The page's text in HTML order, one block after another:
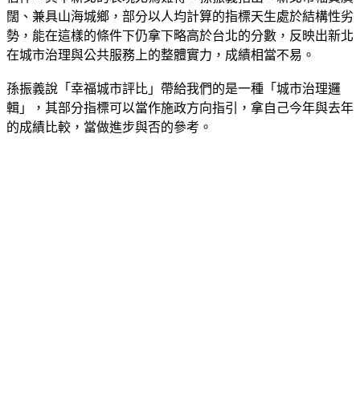
闊、兼具山海城鄉，部分以人均計算的指標天生處於結構性劣
勢，能在這樣的條件下仍拿下略高於台北的分數，反映出新北
在城市治理與公共服務上的整體實力，成績相當不易。
孫振義說「幸福城市評比」帶給我們的是一種「城市治理邏
輯」，其部分指標可以當作施政方向指引，拿自己今年與去年
的成績比較，當做進步與否的參考。